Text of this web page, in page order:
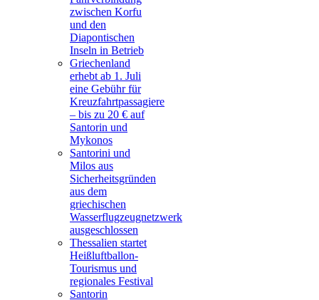
zwischen Korfu
und den
Diapontischen
Inseln in Betrieb
Griechenland
erhebt ab 1. Juli
eine Gebühr für
Kreuzfahrtpassagiere
– bis zu 20 € auf
Santorin und
Mykonos
Santorini und
Milos aus
Sicherheitsgründen
aus dem
griechischen
Wasserflugzeugnetzwerk
ausgeschlossen
Thessalien startet
Heißluftballon-
Tourismus und
regionales Festival
Santorin